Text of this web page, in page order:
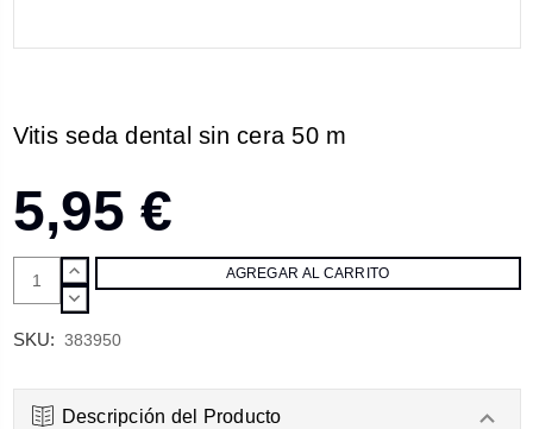
Vitis seda dental sin cera 50 m
5,95 €
AUMENTAR
CANTIDAD:
DISMINUIR
SKU: 383950
Descripción del Producto